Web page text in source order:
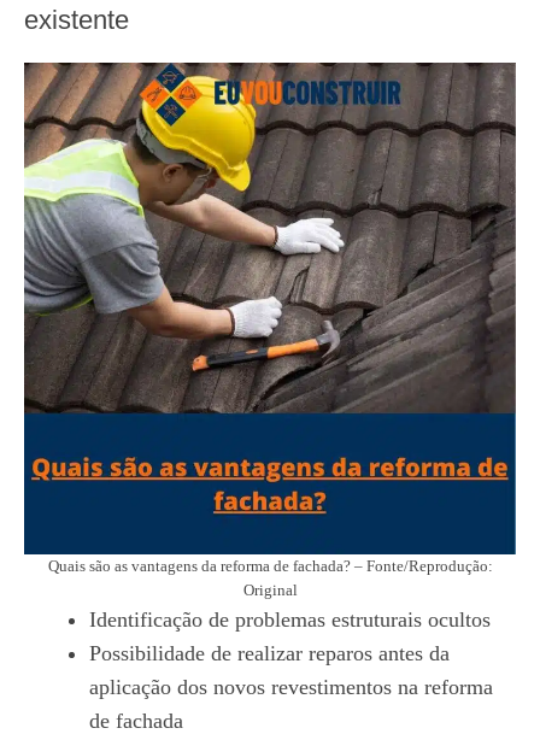
existente
Quais são as vantagens da reforma de fachada? – Fonte/Reprodução:
Original
Identificação de problemas estruturais ocultos
Possibilidade de realizar reparos antes da
aplicação dos novos revestimentos na reforma
de fachada